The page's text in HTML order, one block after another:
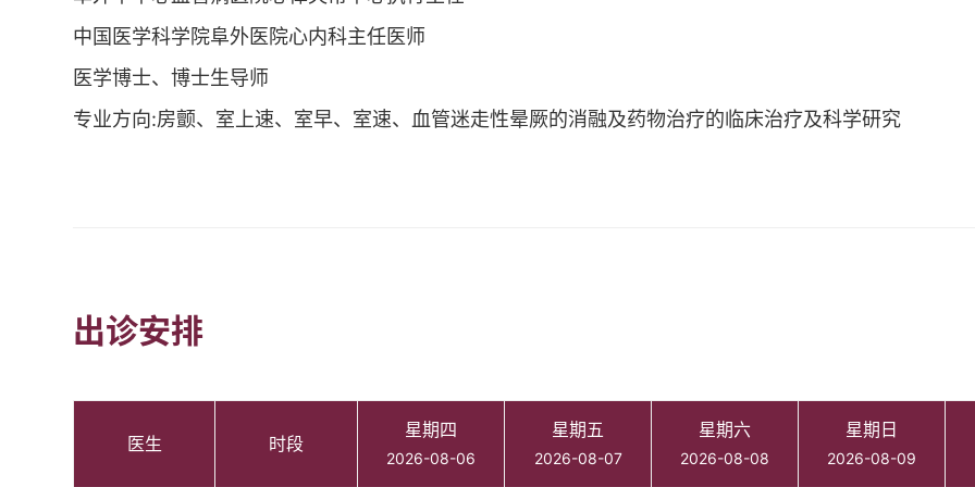
中国医学科学院阜外医院心内科主任医师
医学博士、博士生导师
专业方向:房颤、室上速、室早、室速、血管迷走性晕厥的消融及药物治疗的临床治疗及科学研究
出诊安排
医生 时段
星期四
2026-08-06
星期五
2026-08-07
星期六
2026-08-08
星期日
2026-08-09